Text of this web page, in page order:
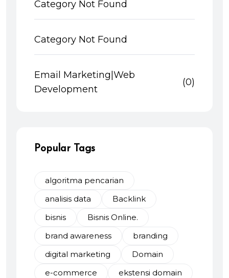
Category Not Found
Category Not Found
Email Marketing|Web
Development
(0)
Popular Tags
algoritma pencarian
analisis data
Backlink
bisnis
Bisnis Online.
brand awareness
branding
digital marketing
Domain
e-commerce
ekstensi domain